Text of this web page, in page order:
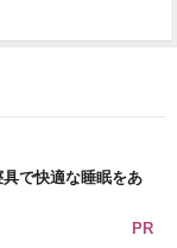
具で快適な睡眠をあ
PR